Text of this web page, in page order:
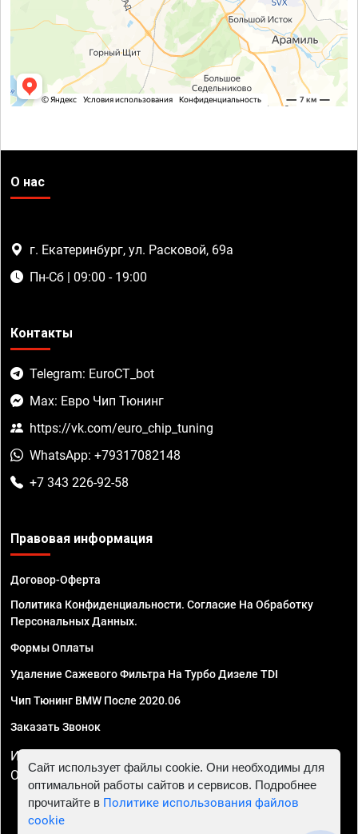
О нас
г. Екатеринбург, ул. Расковой, 69а
Пн-Сб | 09:00 - 19:00
Контакты
Telegram: EuroCT_bot
Max: Евро Чип Тюнинг
https://vk.com/euro_chip_tuning
WhatsApp: +79317082148
+7 343 226-92-58
Правовая информация
Договор-Оферта
Политика Конфиденциальности. Согласие На Обработку
Персональных Данных.
Формы Оплаты
Удаление Сажевого Фильтра На Турбо Дизеле TDI
Чип Тюнинг BMW После 2020.06
Заказать Звонок
ИП Смирнов Георгий Павлович. ИНН 781302555843,
ОГРНИП 324470400032610
Сайт использует файлы cookie. Они необходимы для
оптимальной работы сайтов и сервисов. Подробнее
прочитайте в Политике использования файлов
cookie